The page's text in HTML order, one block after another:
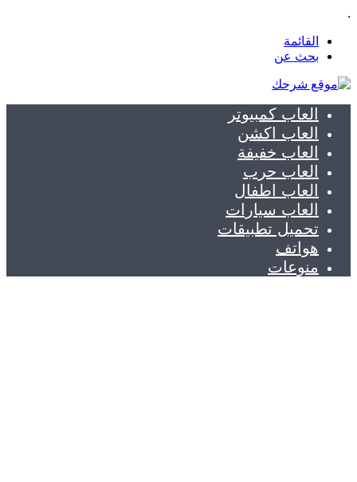
.
القائمة
بحث عن
العاب كمبيوتر
العاب اكشن
العاب خفيفة
العاب حرب
العاب اطفال
العاب سيارات
تحميل تطبيقات
هواتف
منوعات